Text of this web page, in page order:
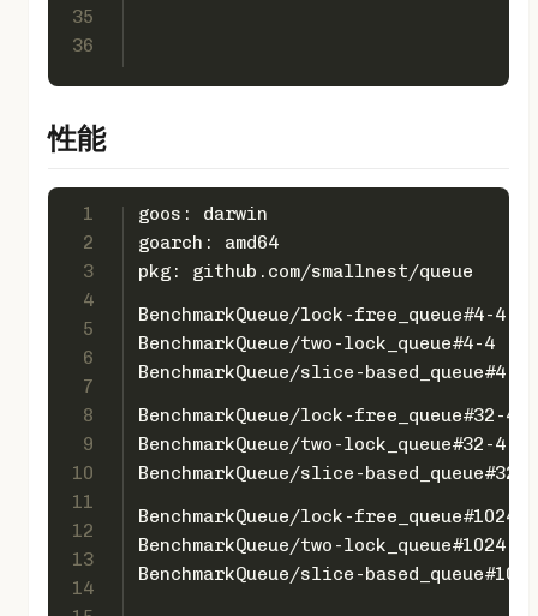
35
36
性能
1
2
3
4
5
6
7
8
9
10
11
12
13
14
goos: darwin
goarch: amd64
pkg: github.com/smallnest/queue